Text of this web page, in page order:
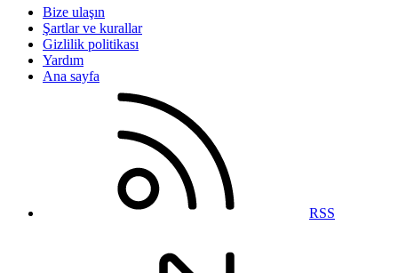
Bize ulaşın
Şartlar ve kurallar
Gizlilik politikası
Yardım
Ana sayfa
RSS